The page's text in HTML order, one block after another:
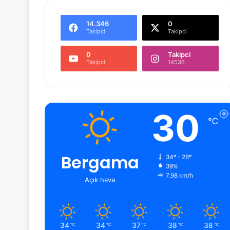
14.346
Takipci
0
Takipci
0
Takipci
Takipci
14536
Bergama
Açık hava
30 ℃
34º - 26º
39%
7.98 km/h
34 ℃ 34 ℃ 37 ℃ 38 ℃ 38 ℃